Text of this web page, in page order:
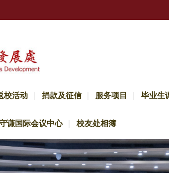
校活动 捐款及征信 服务项目 毕业生
谦国际会议中心 校友处相簿